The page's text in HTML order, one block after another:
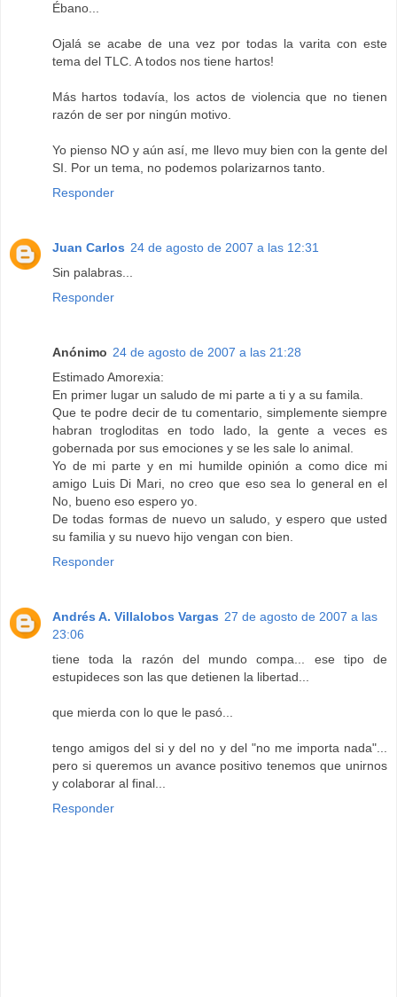
Ébano...
Ojalá se acabe de una vez por todas la varita con este
tema del TLC. A todos nos tiene hartos!
Más hartos todavía, los actos de violencia que no tienen
razón de ser por ningún motivo.
Yo pienso NO y aún así, me llevo muy bien con la gente del
SI. Por un tema, no podemos polarizarnos tanto.
Responder
Juan Carlos 24 de agosto de 2007 a las 12:31
Sin palabras...
Responder
Anónimo 24 de agosto de 2007 a las 21:28
Estimado Amorexia:
En primer lugar un saludo de mi parte a ti y a su famila.
Que te podre decir de tu comentario, simplemente siempre
habran trogloditas en todo lado, la gente a veces es
gobernada por sus emociones y se les sale lo animal.
Yo de mi parte y en mi humilde opinión a como dice mi
amigo Luis Di Mari, no creo que eso sea lo general en el
No, bueno eso espero yo.
De todas formas de nuevo un saludo, y espero que usted
su familia y su nuevo hijo vengan con bien.
Responder
Andrés A. Villalobos Vargas 27 de agosto de 2007 a las
23:06
tiene toda la razón del mundo compa... ese tipo de
estupideces son las que detienen la libertad...
que mierda con lo que le pasó...
tengo amigos del si y del no y del "no me importa nada"...
pero si queremos un avance positivo tenemos que unirnos
y colaborar al final...
Responder